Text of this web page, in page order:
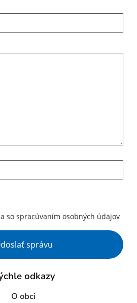
so spracúvaním osobných údajov
správu
odkazy
O obci